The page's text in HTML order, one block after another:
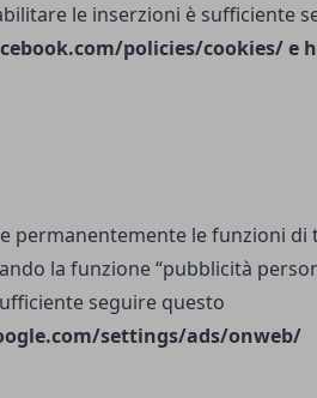
le inserzioni è sufficiente
policies/cookies/e
permanentemente le funzioni di
la funzione “pubblicità
seguire questo
settings/ads/onweb/